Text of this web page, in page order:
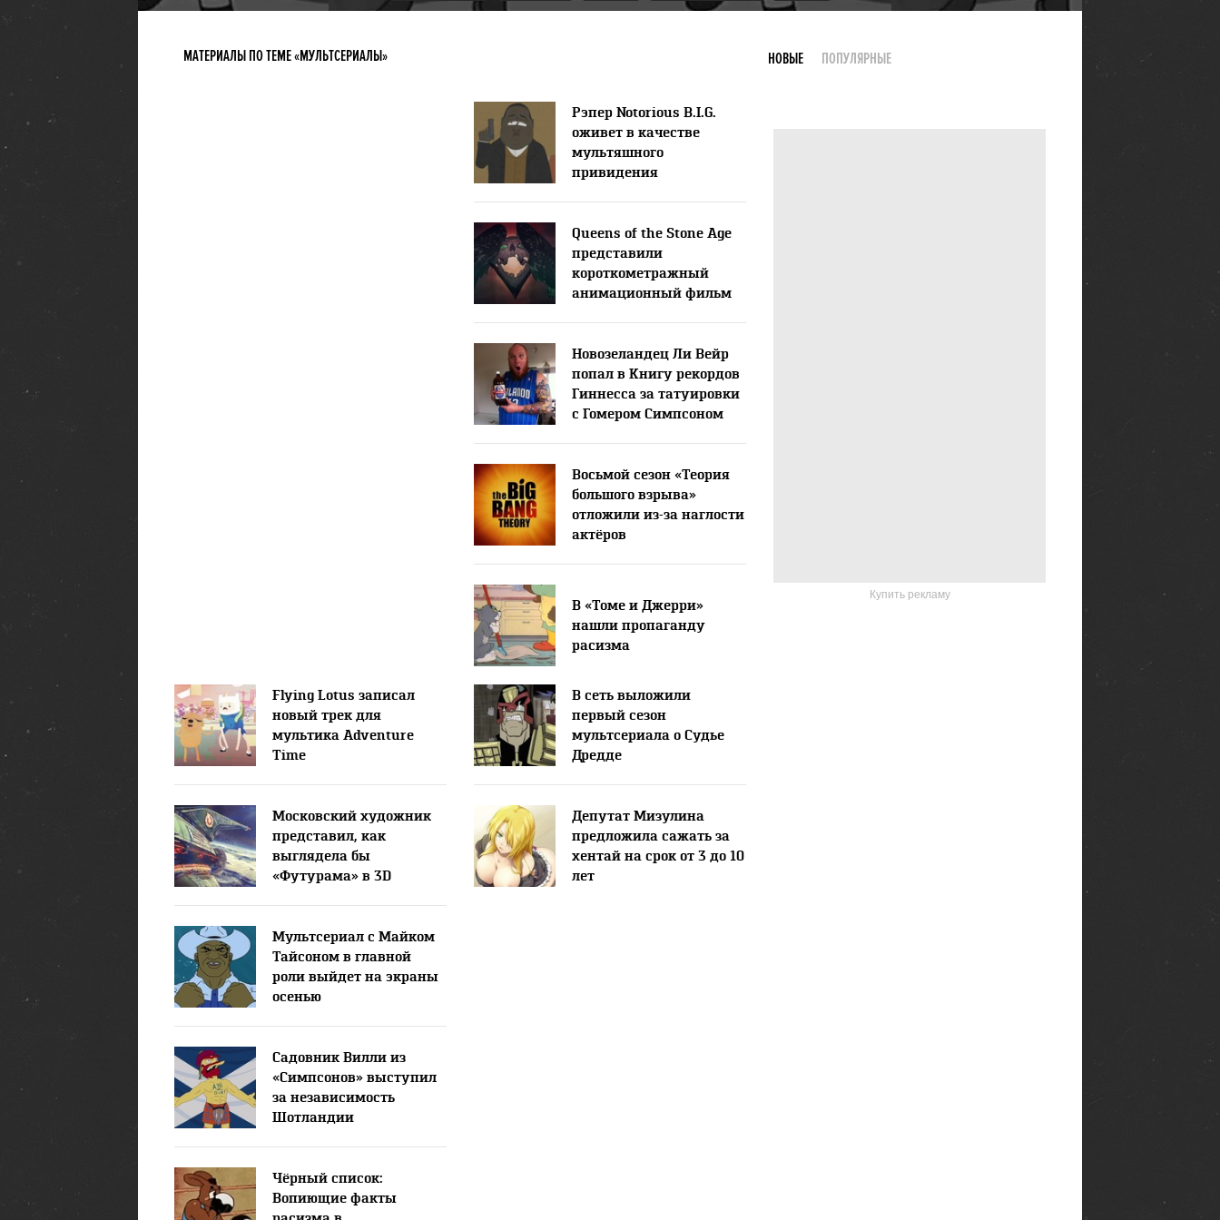
МАТЕРИАЛЫ ПО ТЕМЕ «МУЛЬТСЕРИАЛЫ» НОВЫЕ ПОПУЛЯРНЫЕ
Купить рекламу
Рэпер Notorious B.I.G.
оживет в качестве
мультяшного
привидения
Queens of the Stone Age
представили
короткометражный
анимационный фильм
Новозеландец Ли Вейр
попал в Книгу рекордов
Гиннесса за татуировки
с Гомером Симпсоном
Восьмой сезон «Теория
большого взрыва»
отложили из-за наглости
актёров
В «Томе и Джерри»
нашли пропаганду
расизма
Flying Lotus записал
новый трек для
мультика Adventure
Time
Московский художник
представил, как
выглядела бы
«Футурама» в 3D
Мультсериал с Майком
Тайсоном в главной
роли выйдет на экраны
осенью
Садовник Вилли из
«Симпсонов» выступил
за независимость
Шотландии
Чёрный список:
Вопиющие факты
В сеть выложили
первый сезон
мультсериала о Судье
Дредде
Депутат Мизулина
предложила сажать за
хентай на срок от 3 до 10
лет